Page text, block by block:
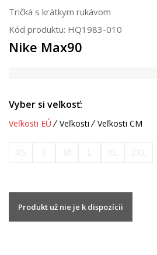
Tričká s krátkym rukávom
Kód produktu: HQ1983-010
Nike Max90
Vyber si veľkosť:
Veľkosti EÚ Veľkosti Veľkosti CM
Produkt už nie je k dispozícii